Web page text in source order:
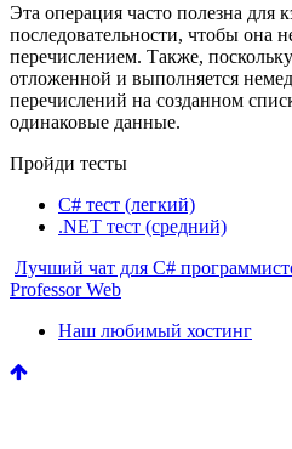
Эта операция часто полезна для
последовательности, чтобы она
перечислением. Также,
отложенной и выполняется
перечислений на созданном
одинаковые данные.
Пройди тесты
C# тест (легкий)
.NET тест (средний)
Лучший чат для C#
Professor Web
Наш любимый хостинг